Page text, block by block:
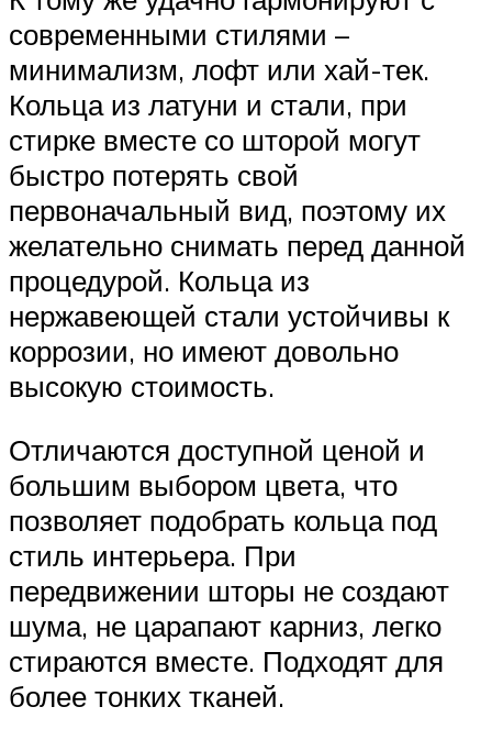
современными стилями –
минимализм, лофт или хай-тек.
Кольца из латуни и стали, при
стирке вместе со шторой могут
быстро потерять свой
первоначальный вид, поэтому их
желательно снимать перед данной
процедурой. Кольца из
нержавеющей стали устойчивы к
коррозии, но имеют довольно
высокую стоимость.
Отличаются доступной ценой и
большим выбором цвета, что
позволяет подобрать кольца под
стиль интерьера. При
передвижении шторы не создают
шума, не царапают карниз, легко
стираются вместе. Подходят для
более тонких тканей.